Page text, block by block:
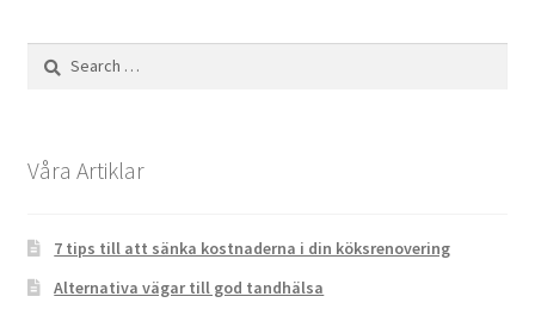
Search
Våra Artiklar
7 tips till att sänka kostnaderna i din köksrenovering
Alternativa vägar till god tandhälsa